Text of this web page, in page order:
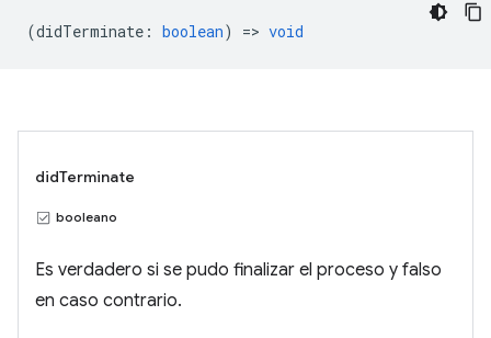
(didTerminate : boolean) => void
didTerminate
booleano
Es verdadero si se pudo finalizar el proceso y falso
en caso contrario.